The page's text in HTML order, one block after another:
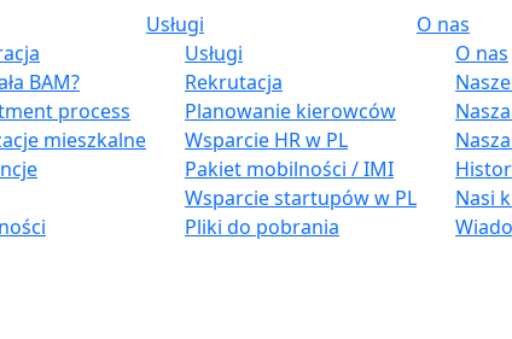
BAM?
process
mieszkalne
Usługi
Usługi
Rekrutacja
Planowanie kierowców
Wsparcie HR w PL
Pakiet mobilności / IMI
Wsparcie startupów w PL
Pliki do pobrania
O nas
O nas
Nasi